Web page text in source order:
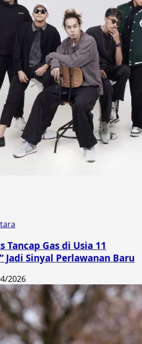
Tancap Gas di Usia 11
Jadi Sinyal Perlawanan Baru
2026